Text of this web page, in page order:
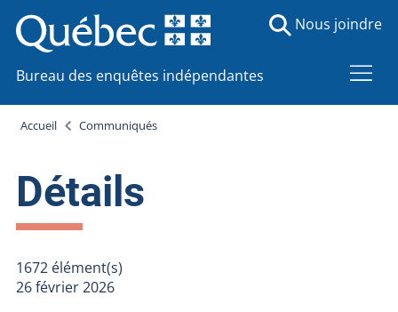
Bureau des enquêtes indépendantes
Nous joindre
Accueil Communiqués
Détails
1672 élément(s)
26 février 2026